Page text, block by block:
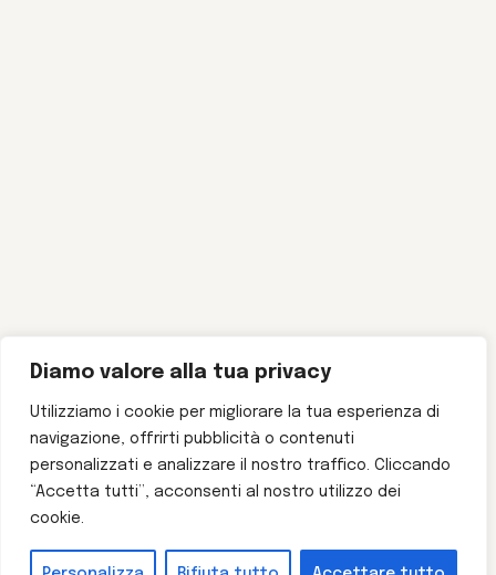
Diamo valore alla tua privacy
Utilizziamo i cookie per migliorare la tua esperienza di
navigazione, offrirti pubblicità o contenuti
personalizzati e analizzare il nostro traffico. Cliccando
“Accetta tutti”, acconsenti al nostro utilizzo dei
cookie.